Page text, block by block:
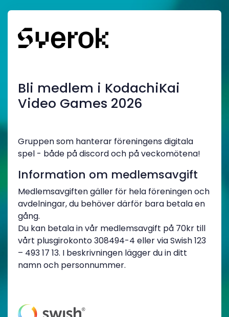
Bli medlem i KodachiKai
Video Games 2026
Gruppen som hanterar föreningens digitala
spel - både på discord och på veckomötena!
Information om medlemsavgift
Medlemsavgiften gäller för hela föreningen och
avdelningar, du behöver därför bara betala en
gång.
Du kan betala in vår medlemsavgift på 70kr till
vårt plusgirokonto 308494-4 eller via Swish 123
– 493 17 13. I beskrivningen lägger du in ditt
namn och personnummer.